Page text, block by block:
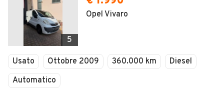
5
Opel Vivaro
Usato Ottobre 2009 360.000 km
Diesel
Automatico